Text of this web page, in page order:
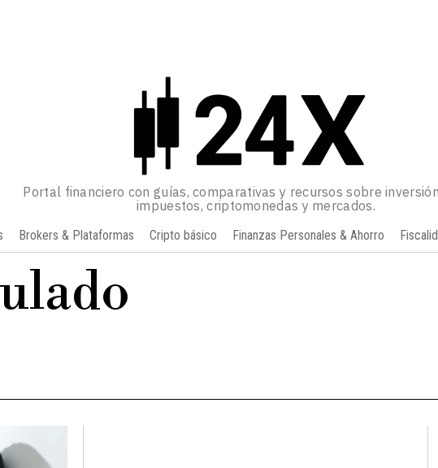
Portal financiero con guías, comparativas y recursos sobre
impuestos, criptomonedas y mercados.
Brokers & Plataformas Cripto básico Finanzas Personales & Ahorro